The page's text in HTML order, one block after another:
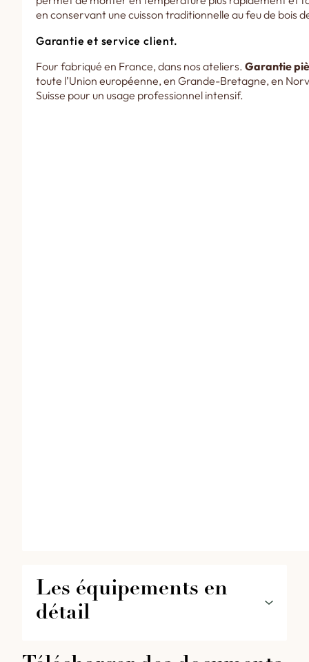
en conservant une cuisson traditionnelle au feu de bois
Garantie et service client.
Four fabriqué en France, dans nos ateliers. Garantie
toute l’Union européenne, en Grande-Bretagne, en
Suisse pour un usage professionnel intensif.
Les équipements en
détail